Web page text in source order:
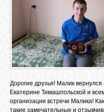
ГОЛОС
ЛЕЗГИН
НАРОДЫ
Дорогие друзья! Малик
Екатерине Тимашпольской и
организации встречи Малика!
такие замечательные и